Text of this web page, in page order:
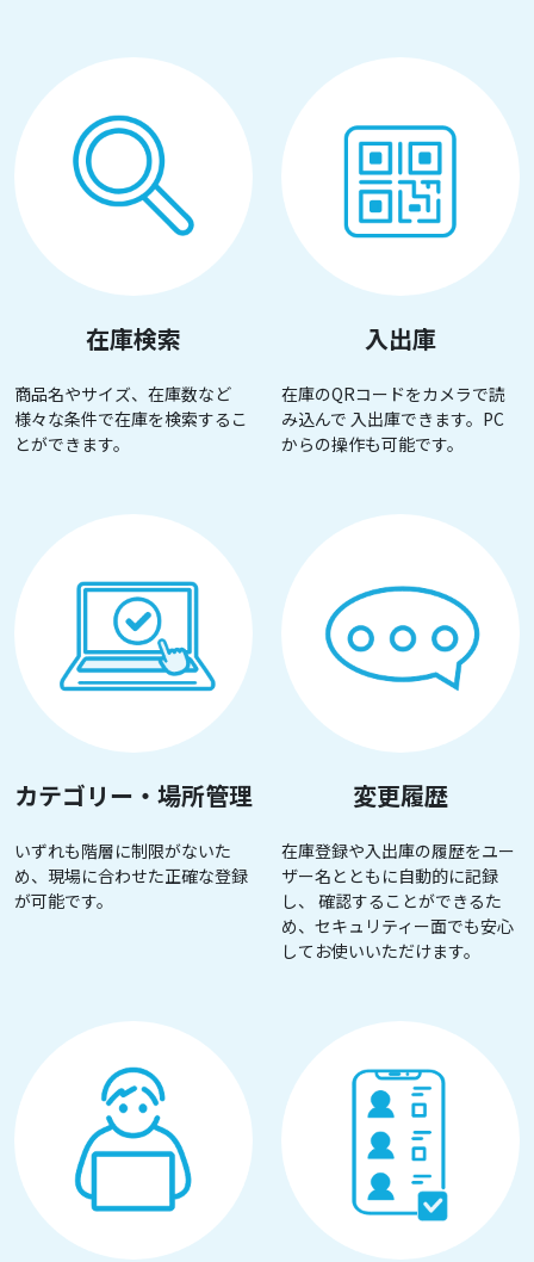
在庫検索
商品名やサイズ、在庫数など
様々な条件で在庫を検索するこ
とができます。
入出庫
在庫のQRコードをカメラで読
み込んで 入出庫できます。PC
からの操作も可能です。
カテゴリー・場所管理
いずれも階層に制限がないた
め、現場に合わせた正確な登録
が可能です。
変更履歴
在庫登録や入出庫の履歴をユー
ザー名とともに自動的に記録
し、 確認することができるた
め、セキュリティー面でも安心
してお使いいただけます。